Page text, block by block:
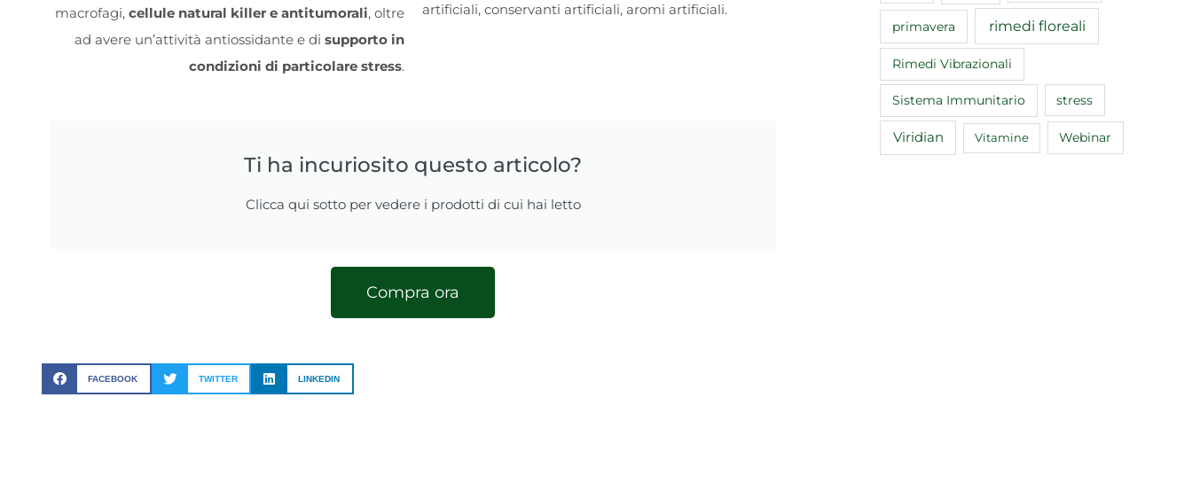
macrofagi,cellule natural killer e antitumorali, oltre
ad avere un’attività antiossidante e di supporto in
condizioni di particolare stress.
artificiali, conservanti artificiali, aromi artificiali.
Ti ha incuriosito questo articolo?
Clicca qui sotto per vedere i prodotti di cui hai letto
Compra ora
FACEBOOK TWITTER LINKEDIN
primavera rimedi floreali
Rimedi Vibrazionali
Sistema Immunitario stress
Viridian Vitamine Webinar